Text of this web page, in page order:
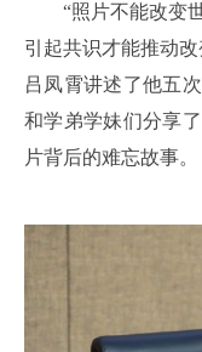
“照片不能改变世
引起共识才能推动
吕凤霄讲述了他五
和学弟学妹们分享
片背后的难忘故事。